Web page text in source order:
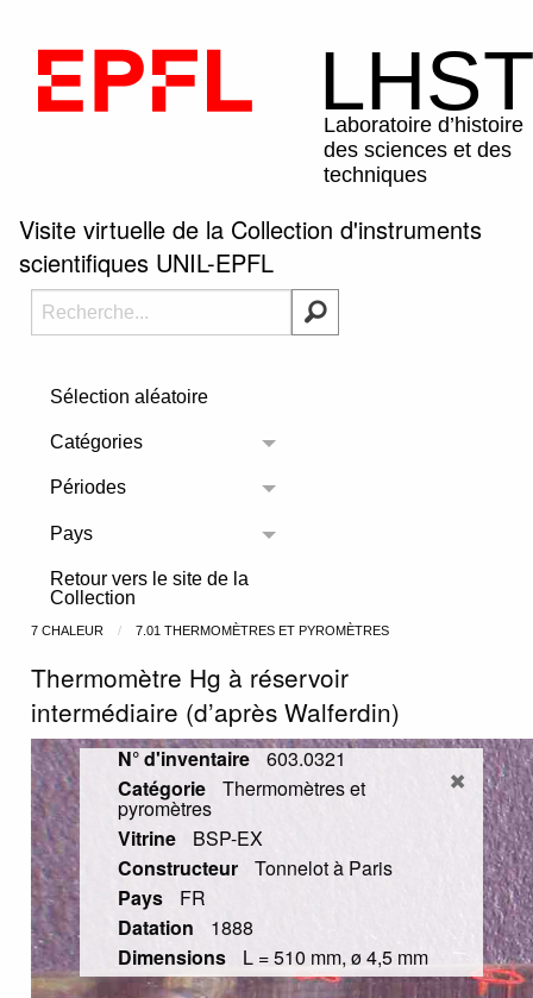
Visite virtuelle de la Collection d'instruments
scientifiques UNIL-EPFL
Sélection aléatoire
Catégories
Toggle menu
Périodes
Toggle menu
Pays
Toggle menu
Retour vers le site de la
Collection
7 CHALEUR 7.01 THERMOMÈTRES ET PYROMÈTRES
Thermomètre Hg à réservoir
intermédiaire (d’après Walferdin)
N° d'inventaire
603.0321
Catégorie
Thermomètres et
pyromètres
Vitrine
BSP-EX
Constructeur
Tonnelot à Paris
Pays
FR
Datation
1888
Dimensions
L = 510 mm, ø 4,5 mm